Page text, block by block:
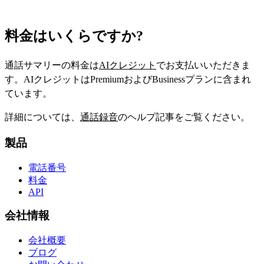
料金はいくらですか?
通話サマリーの料金はAIクレジット でお支払いいただきま
す。AIクレジットはPremiumおよびBusinessプランに含まれ
ています。
詳細については、 通話録音のヘルプ記事をご覧ください。
製品
電話番号
料金
API
会社情報
会社概要
ブログ